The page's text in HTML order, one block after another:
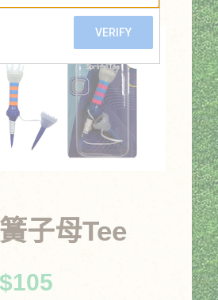
子母Tee
105目